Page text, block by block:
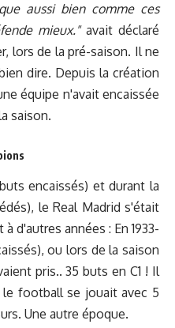
aussi bien comme ces
mieux."avait déclaré
lors de la pré-saison. Il ne
dire. Depuis la création
équipe n'avait encaissée
saison.
encaissés) et durant la
le Real Madrid s'était
d'autres années : En 1933-
ou lors de la saison
pris.. 35 buts en C1 ! Il
football se jouait avec 5
Une autre époque.